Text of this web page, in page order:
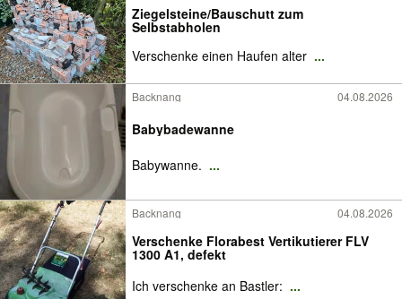
Ziegelsteine/Bauschutt zum
Selbstabholen
Verschenke einen Haufen alter ...
Backnang 04.08.2026
Babybadewanne
Babywanne. ...
Backnang 04.08.2026
Verschenke Florabest Vertikutierer FLV
1300 A1, defekt
Ich verschenke an Bastler: ...